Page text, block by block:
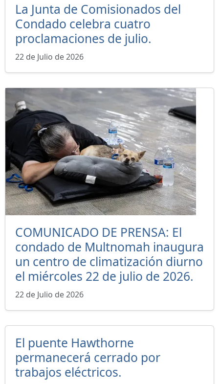
La Junta de Comisionados del
Condado celebra cuatro
proclamaciones de julio.
22 de Julio de 2026
COMUNICADO DE PRENSA: El
condado de Multnomah inaugura
un centro de climatización diurno
el miércoles 22 de julio de 2026.
22 de Julio de 2026
El puente Hawthorne
permanecerá cerrado por
trabajos eléctricos.